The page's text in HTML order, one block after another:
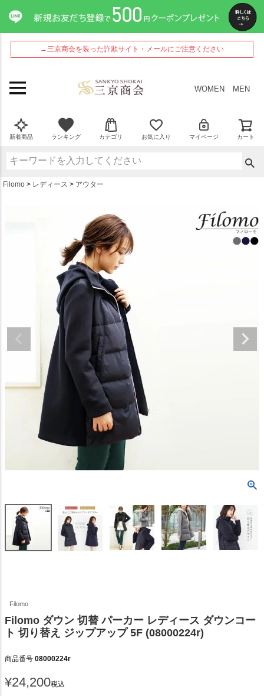
→三京商会を装った詐欺サイト・メールにご注意ください
WOMEN MEN
新着商品 ランキング カテゴリ お気に入り マイページ カート
Filomo レディース アウター
Filomo
Filomo ダウン 切替 パーカー レディース ダウンコー
ト 切り替え ジップアップ 5F (08000224r)
商品番号 08000224r
¥24,200税込
ペー
ジト
ップ
へ